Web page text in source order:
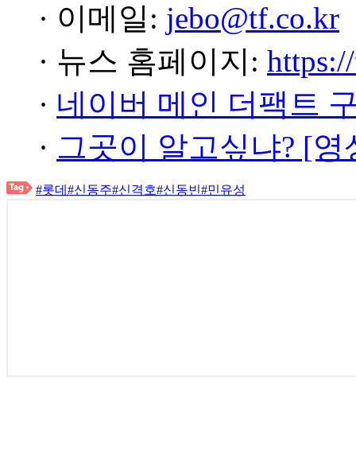
· 이메일: jebo@tf.co.kr
· 뉴스 홈페이지:
· 네이버 메인 더팩트
· 그곳이 알고싶냐? [
#롯데 #신동주#신격호#신동빈#민유성